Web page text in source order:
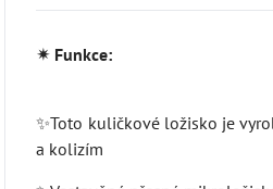
✴ Funkce:
✨Toto kuličkové ložisko je
a kolizím